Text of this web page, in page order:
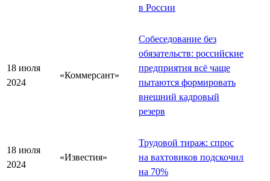
в России
18 июля
2024
«Коммерсант»
Собеседование без
обязательств: российские
предприятия всё чаще
пытаются формировать
внешний кадровый
резерв
18 июля
2024
«Известия»
Трудовой тираж: спрос
на вахтовиков подскочил
на 70%